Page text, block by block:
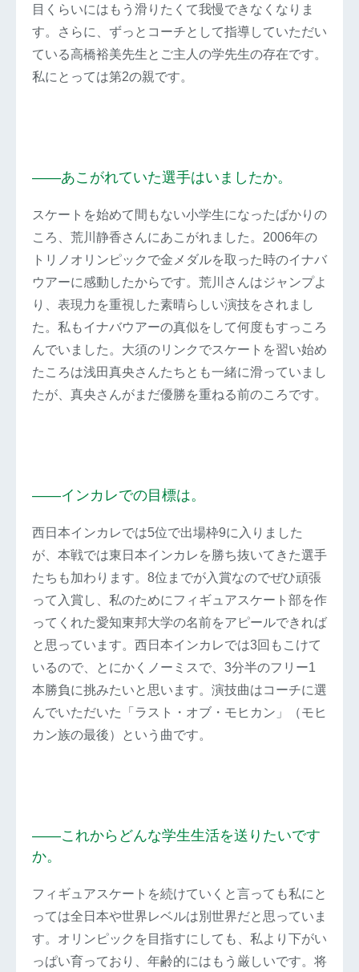
目くらいにはもう滑りたくて我慢できなくなりま
す。さらに、ずっとコーチとして指導していただい
ている高橋裕美先生とご主人の学先生の存在です。
私にとっては第2の親です。
――あこがれていた選手はいましたか。
スケートを始めて間もない小学生になったばかりの
ころ、荒川静香さんにあこがれました。2006年の
トリノオリンピックで金メダルを取った時のイナバ
ウアーに感動したからです。荒川さんはジャンプよ
り、表現力を重視した素晴らしい演技をされまし
た。私もイナバウアーの真似をして何度もすっころ
んでいました。大須のリンクでスケートを習い始め
たころは浅田真央さんたちとも一緒に滑っていまし
たが、真央さんがまだ優勝を重ねる前のころです。
――インカレでの目標は。
西日本インカレでは5位で出場枠9に入りました
が、本戦では東日本インカレを勝ち抜いてきた選手
たちも加わります。8位までが入賞なのでぜひ頑張
って入賞し、私のためにフィギュアスケート部を作
ってくれた愛知東邦大学の名前をアピールできれば
と思っています。西日本インカレでは3回もこけて
いるので、とにかくノーミスで、3分半のフリー1
本勝負に挑みたいと思います。演技曲はコーチに選
んでいただいた「ラスト・オブ・モヒカン」（モヒ
カン族の最後）という曲です。
――これからどんな学生生活を送りたいです
か。
フィギュアスケートを続けていくと言っても私にと
っては全日本や世界レベルは別世界だと思っていま
す。オリンピックを目指すにしても、私より下がい
っぱい育っており、年齢的にはもう厳しいです。将